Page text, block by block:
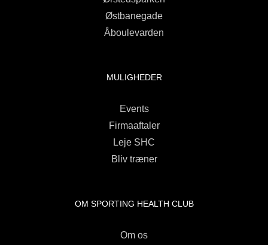
Østbanegade
Åboulevarden
MULIGHEDER
Events
Firmaaftaler
Leje SHC
Bliv træner
OM SPORTING HEALTH CLUB
Om os